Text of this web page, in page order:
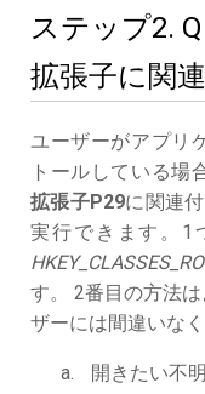
ステップ2.
拡張子に関
ユーザーがアプリ
トールしている場
拡張子P29に関連
実行できます。1
す。 2番目の方法
ザーには間違いな
開きたい不